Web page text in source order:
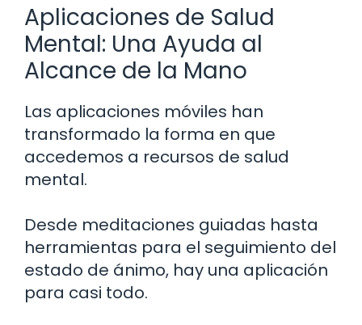
Aplicaciones de Salud
Mental: Una Ayuda al
Alcance de la Mano
Las aplicaciones móviles han
transformado la forma en que
accedemos a recursos de salud
mental.
Desde meditaciones guiadas hasta
herramientas para el seguimiento del
estado de ánimo, hay una aplicación
para casi todo.